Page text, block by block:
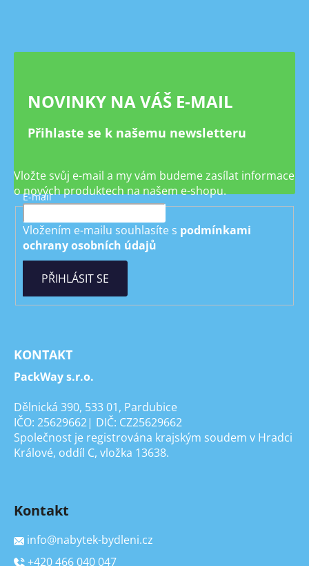
NOVINKY NA VÁŠ E-MAIL
Přihlaste se k našemu newsletteru
Vložte svůj e-mail a my vám budeme zasílat informace
o nových produktech na našem e-shopu.
E-mail
Vložením e-mailu souhlasíte s podmínkami
ochrany osobních údajů
PŘIHLÁSIT SE
KONTAKT
PackWay s.r.o.
Dělnická 390, 533 01, Pardubice
IČO: 25629662| DIČ: CZ25629662
Společnost je registrována krajským soudem v Hradci
Králové, oddíl C, vložka 13638.
Kontakt
info@nabytek-bydleni.cz
+420 466 040 047